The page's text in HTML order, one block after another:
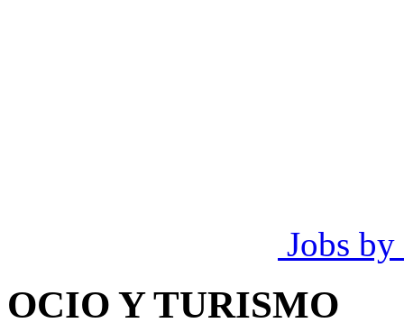
Jobs by
OCIO Y TURISMO